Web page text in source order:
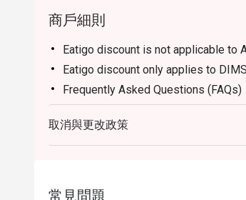
商戶細則
Eatigo discount is not applicable to
Eatigo discount only applies to
Frequently Asked Questions (FAQs)
Q: What kind of cuisine does
specializes in authentic Cantonese
Sum, premium roasted meats, and
取消與更改政策
常見問題